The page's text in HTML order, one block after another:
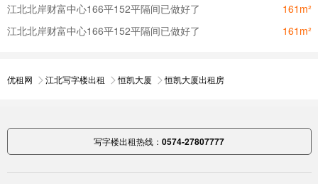
江北北岸财富中心166平152平隔间已做好了
161m²
江北北岸财富中心166平152平隔间已做好了
161m²
优租网 江北写字楼出租 恒凯大厦 恒凯大厦出租房
写字楼出租热线： 0574-27807777